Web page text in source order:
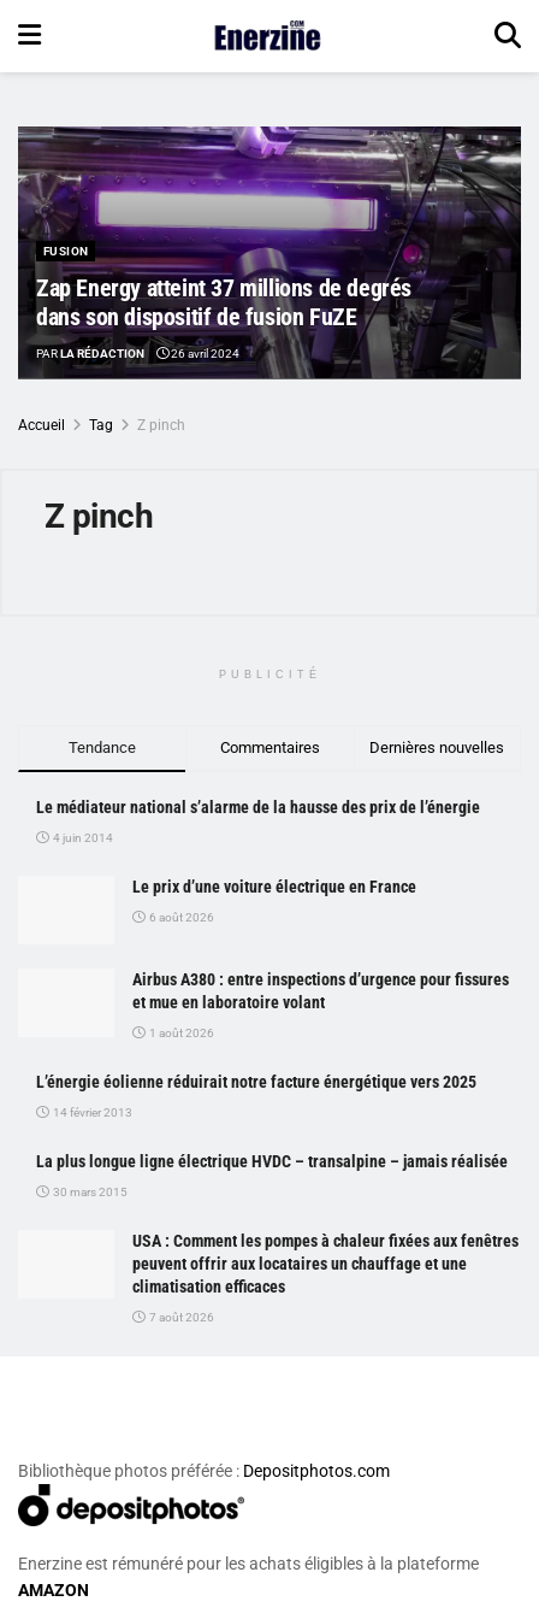
FUSION
Zap Energy atteint 37 millions de degrés
dans son dispositif de fusion FuZE
PARLA RÉDACTION 26 avril 2024
Accueil Tag Z pinch
Z pinch
PUBLICITÉ
Tendance Commentaires Dernières nouvelles
Le médiateur national s’alarme de la hausse des prix de l’énergie
4 juin 2014
Le prix d’une voiture électrique en France
6 août 2026
Airbus A380 : entre inspections d’urgence pour fissures
et mue en laboratoire volant
1 août 2026
L’énergie éolienne réduirait notre facture énergétique vers 2025
14 février 2013
La plus longue ligne électrique HVDC – transalpine – jamais réalisée
30 mars 2015
USA : Comment les pompes à chaleur fixées aux fenêtres
peuvent offrir aux locataires un chauffage et une
climatisation efficaces
7 août 2026
Bibliothèque photos préférée : Depositphotos.com
Enerzine est rémunéré pour les achats éligibles à la plateforme
AMAZON